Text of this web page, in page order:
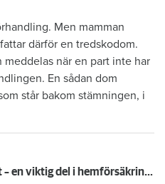
Men mamman
därför en tredskodom.
meddelas när en part inte har
En sådan dom
står bakom stämningen, i
Ansvarsskyddet – en viktig del i hemförsäkringen